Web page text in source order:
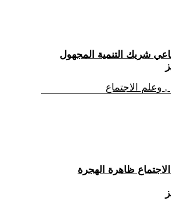
وعلم الاجتماع
ظاهرة الهجرة